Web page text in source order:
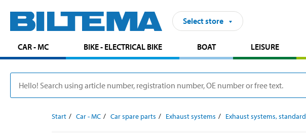
Select store
CAR - MC BIKE - ELECTRICAL BIKE BOAT LEISURE
Start Car - MC Car spare parts Exhaust systems Exhaust systems, standard